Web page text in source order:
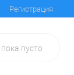
Регистрация
пока пусто